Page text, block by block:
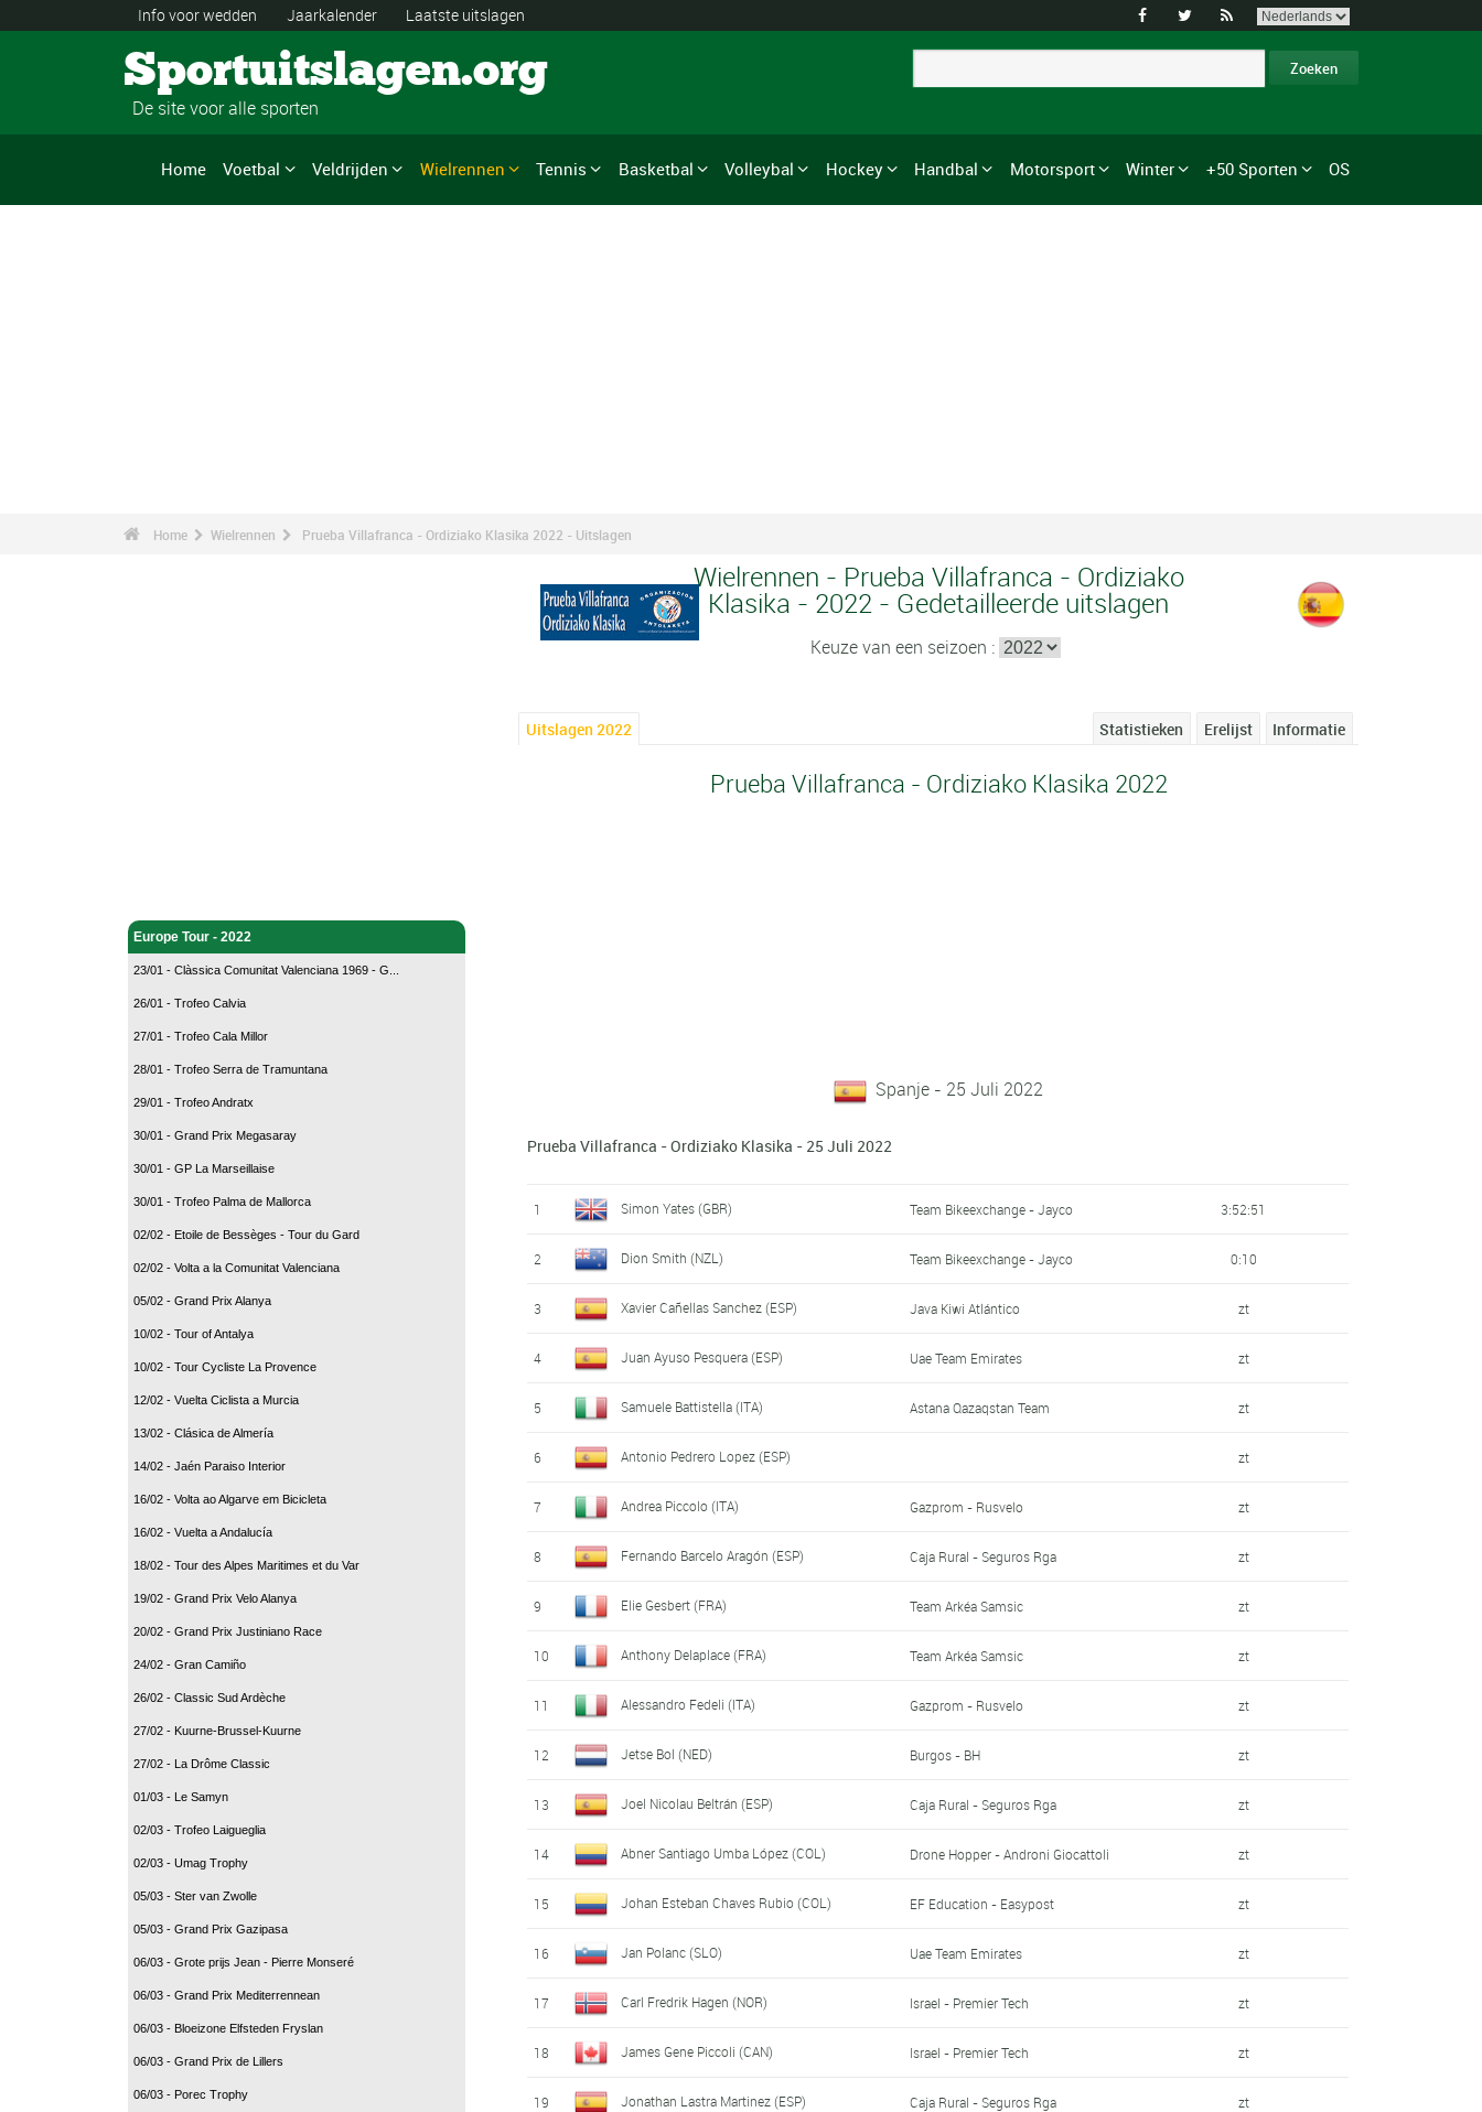
Info voor wedden Jaarkalender Laatste uitslagen   
Sportuitslagen.org
De site voor alle sporten
Home Voetbal Veldrijden Wielrennen Tennis Basketbal Volleybal Hockey Handbal Motorsport Winter +50 Sporten OS
Home Wielrennen Prueba Villafranca - Ordiziako Klasika 2022 - Uitslagen
Europe Tour - 2022
23/01 - Clàssica Comunitat Valenciana 1969 - G...
26/01 - Trofeo Calvia
27/01 - Trofeo Cala Millor
28/01 - Trofeo Serra de Tramuntana
29/01 - Trofeo Andratx
30/01 - Grand Prix Megasaray
30/01 - GP La Marseillaise
30/01 - Trofeo Palma de Mallorca
02/02 - Etoile de Bessèges - Tour du Gard
02/02 - Volta a la Comunitat Valenciana
05/02 - Grand Prix Alanya
10/02 - Tour of Antalya
10/02 - Tour Cycliste La Provence
12/02 - Vuelta Ciclista a Murcia
13/02 - Clásica de Almería
14/02 - Jaén Paraiso Interior
16/02 - Volta ao Algarve em Bicicleta
16/02 - Vuelta a Andalucía
18/02 - Tour des Alpes Maritimes et du Var
19/02 - Grand Prix Velo Alanya
20/02 - Grand Prix Justiniano Race
24/02 - Gran Camiño
26/02 - Classic Sud Ardèche
27/02 - Kuurne-Brussel-Kuurne
27/02 - La Drôme Classic
01/03 - Le Samyn
02/03 - Trofeo Laigueglia
02/03 - Umag Trophy
05/03 - Ster van Zwolle
05/03 - Grand Prix Gazipasa
06/03 - Grote prijs Jean - Pierre Monseré
06/03 - Grand Prix Mediterrennean
06/03 - Bloeizone Elfsteden Fryslan
06/03 - Grand Prix de Lillers
06/03 - Porec Trophy
Wielrennen - Prueba Villafranca - Ordiziako
Klasika - 2022 - Gedetailleerde uitslagen
Keuze van een seizoen :
Uitslagen 2022 Informatie
Erelijst
Statistieken
Prueba Villafranca - Ordiziako Klasika 2022
Spanje - 25 Juli 2022
Prueba Villafranca - Ordiziako Klasika - 25 Juli 2022
1 Simon Yates (GBR) Team Bikeexchange - Jayco 3:52:51
2 Dion Smith (NZL) Team Bikeexchange - Jayco 0:10
3 Xavier Cañellas Sanchez (ESP) Java Kiwi Atlántico zt
4 Juan Ayuso Pesquera (ESP) Uae Team Emirates zt
5 Samuele Battistella (ITA) Astana Qazaqstan Team zt
6 Antonio Pedrero Lopez (ESP) zt
7 Andrea Piccolo (ITA) Gazprom - Rusvelo zt
8 Fernando Barcelo Aragón (ESP) Caja Rural - Seguros Rga zt
9 Elie Gesbert (FRA) Team Arkéa Samsic zt
10 Anthony Delaplace (FRA) Team Arkéa Samsic zt
11 Alessandro Fedeli (ITA) Gazprom - Rusvelo zt
12 Jetse Bol (NED) Burgos - BH zt
13 Joel Nicolau Beltrán (ESP) Caja Rural - Seguros Rga zt
14 Abner Santiago Umba López (COL) Drone Hopper - Androni Giocattoli zt
15 Johan Esteban Chaves Rubio (COL) EF Education - Easypost zt
16 Jan Polanc (SLO) Uae Team Emirates zt
17 Carl Fredrik Hagen (NOR) Israel - Premier Tech zt
18 James Gene Piccoli (CAN) Israel - Premier Tech zt
19 Jonathan Lastra Martinez (ESP) Caja Rural - Seguros Rga zt